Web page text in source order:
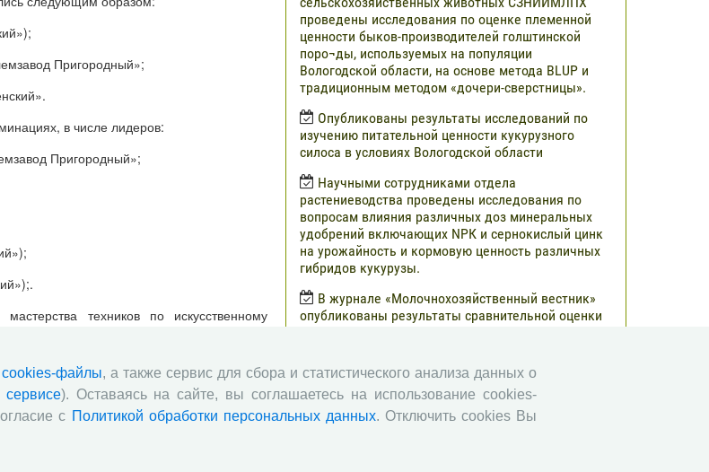
Пригородный»;
в числе лидеров:
Пригородный»;
техников по искусственному
Анищенко, заместителю начальника
Юрьевне, главному зоотехнику АО
Вологодской школы мастеров
проведены исследования по оценке племенной
ценности быков-производителей голштинской
поро¬ды, используемых на популяции
Вологодской области, на основе метода BLUP и
традиционным методом «дочери-сверстницы».
Опубликованы результаты исследований по
изучению питательной ценности кукурузного
силоса в условиях Вологодской области
Научными сотрудниками отдела
растениеводства проведены исследования по
вопросам влияния различных доз минеральных
удобрений включающих NРК и сернокислый цинк
на урожайность и кормовую ценность различных
гибридов кукурузы.
В журнале «Молочнохозяйственный вестник»
опубликованы результаты сравнительной оценки
проведены исследования по изучению состояния
обмена веществ высокопродуктивных коров
черно-пестрой породы в зависимости от сезона
cookies-файлы, а также сервис для сбора и статистического анализа данных о
). Оставаясь на сайте, вы соглашаетесь на использование cookies-
с Политикой обработки персональных данных. Отключить cookies Вы